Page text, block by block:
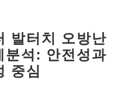
발터치 오방난
석: 안전성과
중심